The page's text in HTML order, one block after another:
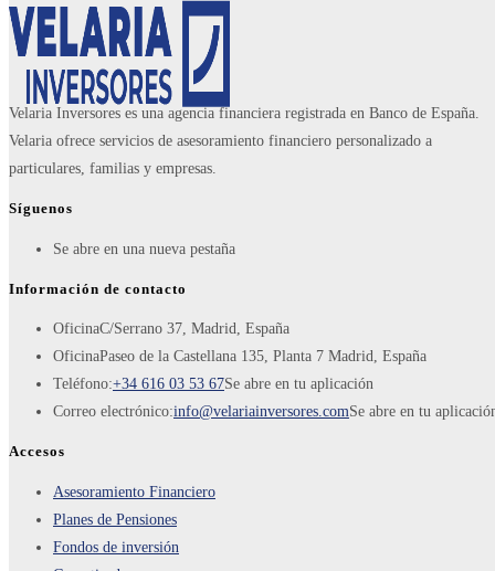
Velaria Inversores es una agencia financiera registrada en Banco de España.
Velaria ofrece servicios de asesoramiento financiero personalizado a
particulares, familias y empresas.
Síguenos
Se abre en una nueva pestaña
Información de contacto
OficinaC/Serrano 37, Madrid, España
OficinaPaseo de la Castellana 135, Planta 7 Madrid, España
Teléfono:+34 616 03 53 67Se abre en tu aplicación
Correo electrónico:info@velariainversores.comSe abre en tu
Accesos
Asesoramiento Financiero
Planes de Pensiones
Fondos de inversión